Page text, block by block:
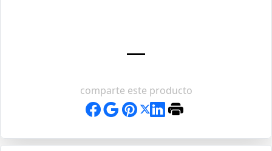
comparte este producto